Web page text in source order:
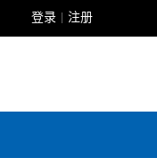
登录 注册